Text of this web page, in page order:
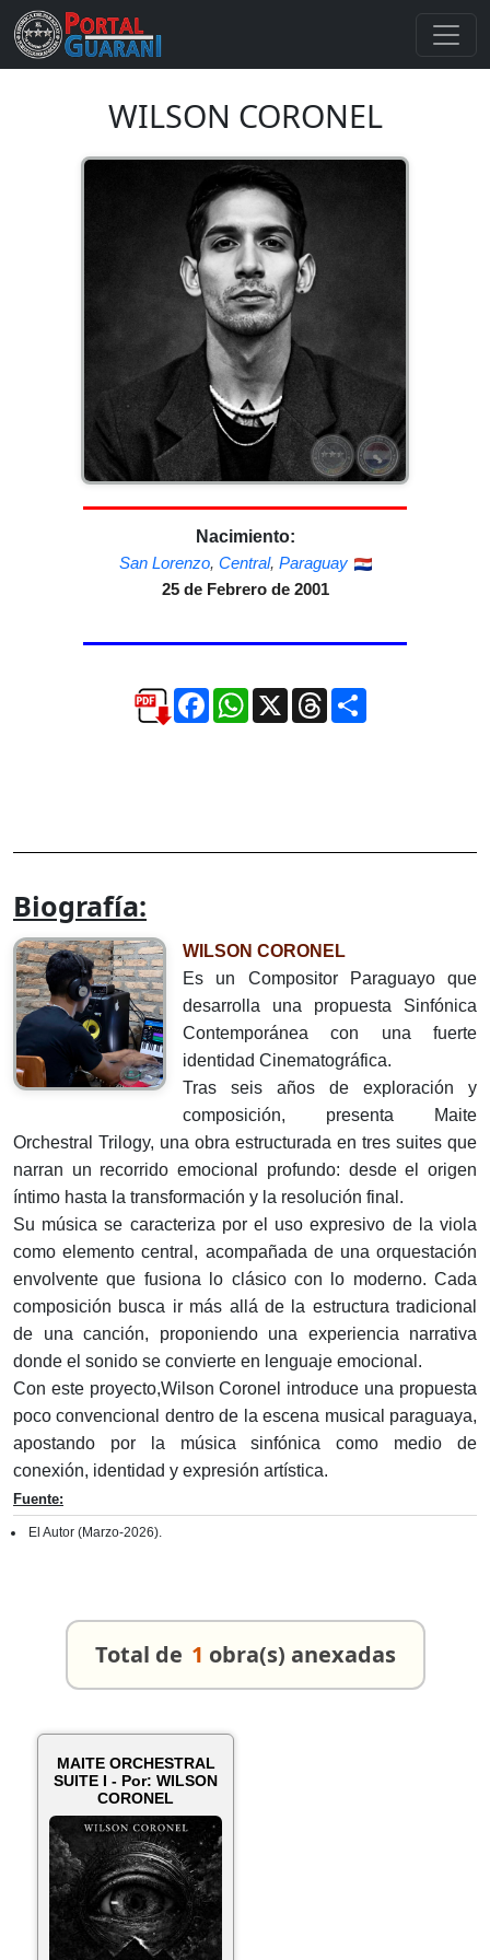
WILSON CORONEL
Nacimiento:
San Lorenzo, Central, Paraguay
25 de Febrero de 2001
FacebookWhatsApp
X ThreadsCompartir
Biografía:
WILSON CORONEL
Es un Compositor Paraguayo que
desarrolla una propuesta Sinfónica
Contemporánea con una fuerte
identidad Cinematográfica.
Tras seis años de exploración y
composición, presenta Maite
Orchestral Trilogy, una obra estructurada en tres suites que
narran un recorrido emocional profundo: desde el origen
íntimo hasta la transformación y la resolución final.
Su música se caracteriza por el uso expresivo de la viola
como elemento central, acompañada de una orquestación
envolvente que fusiona lo clásico con lo moderno. Cada
composición busca ir más allá de la estructura tradicional
de una canción, proponiendo una experiencia narrativa
donde el sonido se convierte en lenguaje emocional.
Con este proyecto,Wilson Coronel introduce una propuesta
poco convencional dentro de la escena musical paraguaya,
apostando por la música sinfónica como medio de
conexión, identidad y expresión artística.
Fuente:
El Autor (Marzo-2026).
Total de 1 obra(s) anexadas
MAITE ORCHESTRAL
SUITE I - Por: WILSON
CORONEL